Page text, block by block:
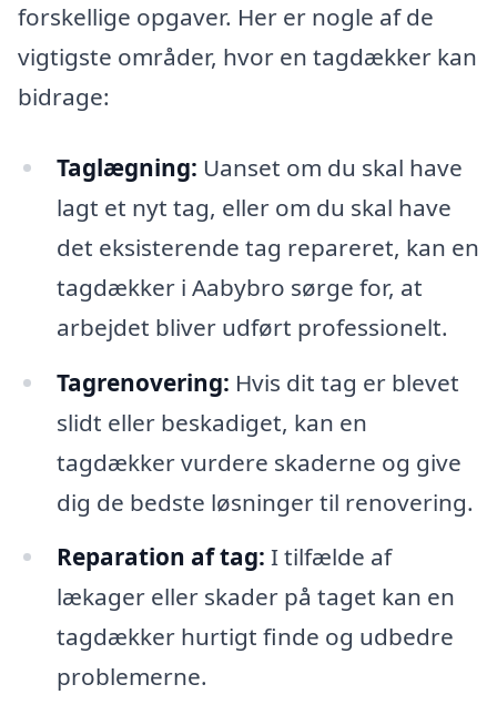
forskellige opgaver. Her er nogle af de
vigtigste områder, hvor en tagdækker kan
bidrage:
Taglægning: Uanset om du skal have
lagt et nyt tag, eller om du skal have
det eksisterende tag repareret, kan en
tagdækker i Aabybro sørge for, at
arbejdet bliver udført professionelt.
Tagrenovering: Hvis dit tag er blevet
slidt eller beskadiget, kan en
tagdækker vurdere skaderne og give
dig de bedste løsninger til renovering.
Reparation af tag: I tilfælde af
lækager eller skader på taget kan en
tagdækker hurtigt finde og udbedre
problemerne.